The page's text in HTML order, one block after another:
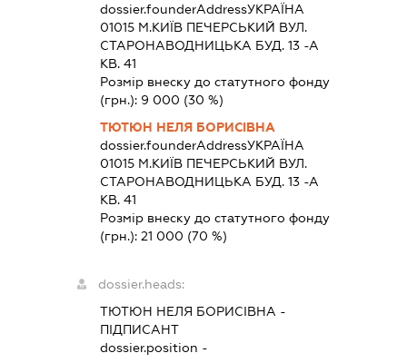
dossier.founderAddressУКРАЇНА
01015 М.КИЇВ ПЕЧЕРСЬКИЙ ВУЛ.
СТАРОНАВОДНИЦЬКА БУД. 13 -А
КВ. 41
Розмір внеску до статутного фонду
(грн.): 9 000 (30 %)
ТЮТЮН НЕЛЯ БОРИСІВНА
dossier.founderAddressУКРАЇНА
01015 М.КИЇВ ПЕЧЕРСЬКИЙ ВУЛ.
СТАРОНАВОДНИЦЬКА БУД. 13 -А
КВ. 41
Розмір внеску до статутного фонду
(грн.): 21 000 (70 %)
dossier.heads:
ТЮТЮН НЕЛЯ БОРИСІВНА -
ПІДПИСАНТ
dossier.position -